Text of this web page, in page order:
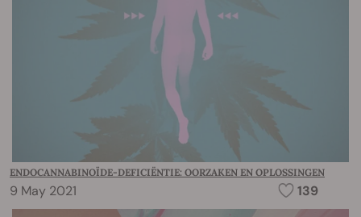
ENDOCANNABINOÏDE-DEFICIËNTIE: OORZAKEN EN OPLOSSINGEN
9 May 2021 139